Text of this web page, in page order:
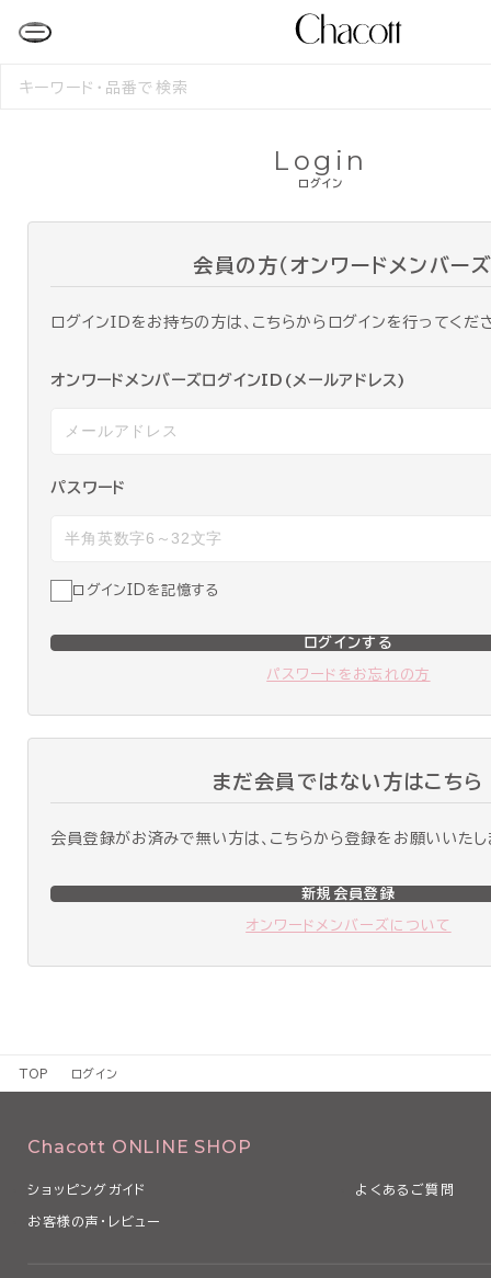
検
ログイン
Login
会員の方（オンワードメンバーズ
ログインIDをお持ちの方は、こちらからログインを行ってくだ
オンワードメンバーズログインID(メールアドレス)
パスワード
ログインIDを記憶する
ログインする
パスワードをお忘れの方
まだ会員ではない方はこちら
会員登録がお済みで無い方は、こちらから登録をお願いいたし
新規会員登録
オンワードメンバーズについて
TOP ログイン
Chacott ONLINE SHOP
ショッピングガイド よくあるご質問
お客様の声・レビュー